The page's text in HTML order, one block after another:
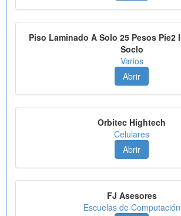
Piso Laminado A Solo 25 Pesos Pie2
Soclo
Varios
Abrir
Orbitec Hightech
Celulares
Abrir
FJ Asesores
Escuelas de Computación